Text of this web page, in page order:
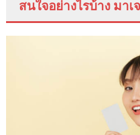
สนใจอย่างไรบ้าง มา